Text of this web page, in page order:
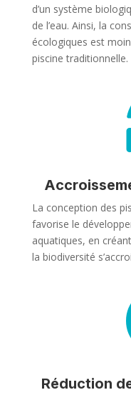
d’un système
de l’eau. Ainsi, la
écologiques est
piscine traditionnelle.
La conception des
favorise le
aquatiques, en
la biodiversité
Réduction